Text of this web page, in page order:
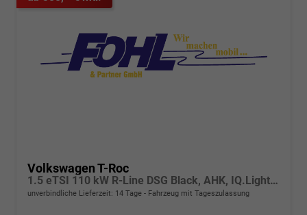
Volkswagen T-Roc
1.5 eTSI 110 kW R-Line DSG Black, AHK, IQ.Light, Kamera, el. Klappe, Winter, 19-Zoll
unverbindliche Lieferzeit: 14 Tage Fahrzeug mit Tageszulassung